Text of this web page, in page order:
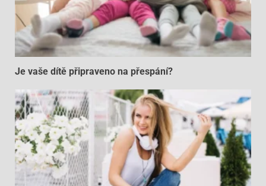
Je vaše dítě připraveno na přespání?